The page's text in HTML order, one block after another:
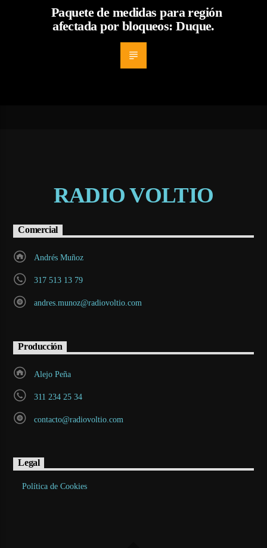
Paquete de medidas para región
afectada por bloqueos: Duque.
RADIO VOLTIO
Comercial
Andrés Muñoz
317 513 13 79
andres.munoz@radiovoltio.com
Producción
Alejo Peña
311 234 25 34
contacto@radiovoltio.com
Legal
Política de Cookies